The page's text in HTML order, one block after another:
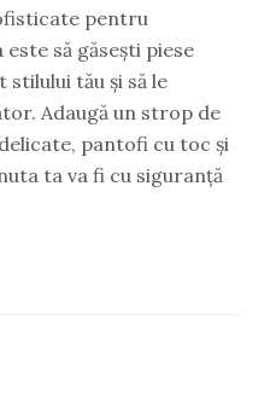
pentru
să găsești piese
tău și să le
Adaugă un strop de
pantofi cu toc și
ta va fi cu siguranță